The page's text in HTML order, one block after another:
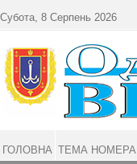
Субота, 8 Серпень 2026
ГОЛОВНА ТЕМА НОМЕРА